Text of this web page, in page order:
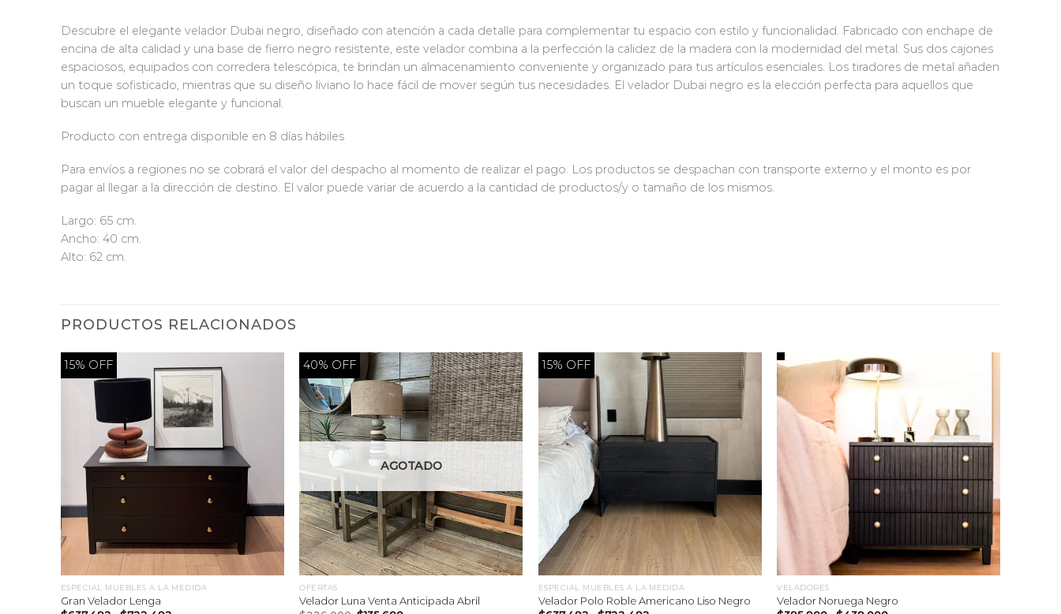
Descubre el elegante velador Dubai negro, diseñado con atención a cada detalle para complementar tu espacio con estilo y funcionalidad. Fabricado con enchape de
encina de alta calidad y una base de fierro negro resistente, este velador combina a la perfección la calidez de la madera con la modernidad del metal. Sus dos cajones
espaciosos, equipados con corredera telescópica, te brindan un almacenamiento conveniente y organizado para tus artículos esenciales. Los tiradores de metal añaden
un toque sofisticado, mientras que su diseño liviano lo hace fácil de mover según tus necesidades. El velador Dubai negro es la elección perfecta para aquellos que
buscan un mueble elegante y funcional.
Producto con entrega disponible en 8 días hábiles
Para envíos a regiones no se cobrará el valor del despacho al momento de realizar el pago. Los productos se despachan con transporte externo y el monto es por
pagar al llegar a la dirección de destino. El valor puede variar de acuerdo a la cantidad de productos/y o tamaño de los mismos.
Largo: 65 cm.
Ancho: 40 cm.
Alto: 62 cm.
PRODUCTOS RELACIONADOS
15% OFF
ESPECIAL MUEBLES A LA MEDIDA
Gran Velador Lenga
40% OFF
AGOTADO
OFERTAS
Velador Luna Venta Anticipada Abril
15% OFF
ESPECIAL MUEBLES A LA MEDIDA
Velador Polo Roble Americano Liso Negro
VELADORES
Velador Noruega Negro